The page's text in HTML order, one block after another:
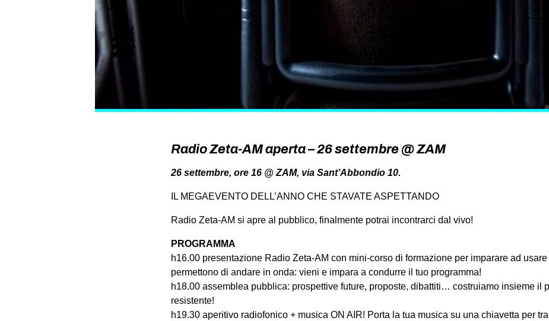
Radio Zeta-AM aperta – 26 settembre @ ZAM
26 settembre, ore 16 @ ZAM, via Sant’Abbondio 10.
IL MEGAEVENTO DELL’ANNO CHE STAVATE ASPETTANDO
Radio Zeta-AM si apre al pubblico, finalmente potrai incontrarci dal vivo!
PROGRAMMA
h16.00 presentazione Radio Zeta-AM con mini-corso di formazione per imparare ad
permettono di andare in onda: vieni e impara a condurre il tuo programma!
h18.00 assemblea pubblica: prospettive future, proposte, dibattiti… costruiamo insieme il
resistente!
h19.30 aperitivo radiofonico + musica ON AIR! Porta la tua musica su una chiavetta per